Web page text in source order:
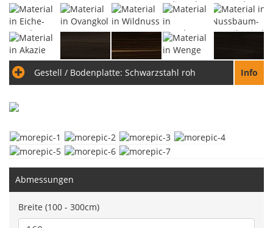
Gestell / Bodenplatte: Schwarzstahl roh Info
Abmessungen
Breite (100 - 300cm)